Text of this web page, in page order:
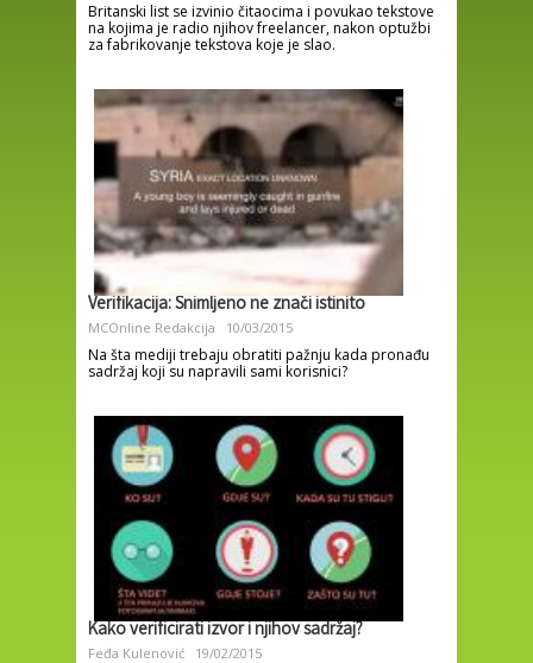
Britanski list se izvinio čitaocima i povukao tekstove
na kojima je radio njihov freelancer, nakon optužbi
za fabrikovanje tekstova koje je slao.
Verifikacija: Snimljeno ne znači istinito
MCOnline Redakcija 10/03/2015
Na šta mediji trebaju obratiti pažnju kada pronađu
sadržaj koji su napravili sami korisnici?
Kako verificirati izvor i njihov sadržaj?
Feđa Kulenović 19/02/2015